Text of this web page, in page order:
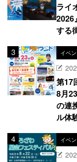
ライ
2026
する
イベ
第17
8月
の連
ル体
イベ